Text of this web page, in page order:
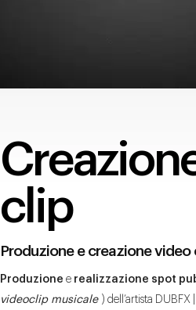
clip
Produzione e creazione video
Produzione e realizzazione spot
videoclip musicale ) dell’artista DUBFX